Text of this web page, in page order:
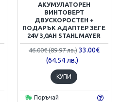
АКУМУЛАТОРЕН
ВИНТОВЕРТ
ДВУСКОРОСТЕН +
ПОДАРЪК АДАПТЕР ЗЕГЕ
24V 3,0AH STAHLMAYER
46.00€ (89.97 лв.) 33.00€
(64.54 лв.)
КУПИ
Поръчай